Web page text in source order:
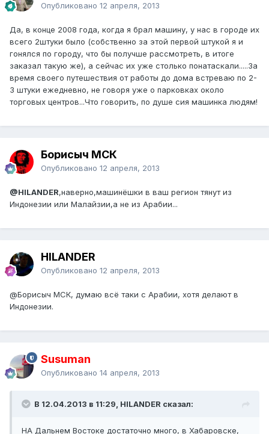
Опубликовано 12 апреля, 2013
Да, в конце 2008 года, когда я брал машину, у нас в городе их
всего 2штуки было (собственно за этой первой штукой я и
гонялся по городу, что бы получше рассмотреть, в итоге
заказал такую же), а сейчас их уже столько понатаскали.....За
время своего путешествия от работы до дома встреваю по 2-
3 штуки ежедневно, не говоря уже о парковках около
торговых центров...Что говорить, по душе сия машинка людям!
Борисыч МСК
Опубликовано 12 апреля, 2013
@HILANDER,наверно,машинёшки в ваш регион тянут из
Индонезии или Малайзии,а не из Арабии...
HILANDER
Опубликовано 12 апреля, 2013
@Борисыч МСК, думаю всё таки с Арабии, хотя делают в
Индонезии.
Susuman
Опубликовано 14 апреля, 2013
В 12.04.2013 в 11:29, HILANDER сказал:
НА Дальнем Востоке достаточно много, в Хабаровске,